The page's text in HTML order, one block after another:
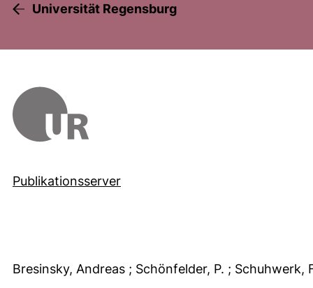
Universität Regensburg
Publikationsserver
Bresinsky, Andreas ; Schönfelder, P. ; Schuhwerk,